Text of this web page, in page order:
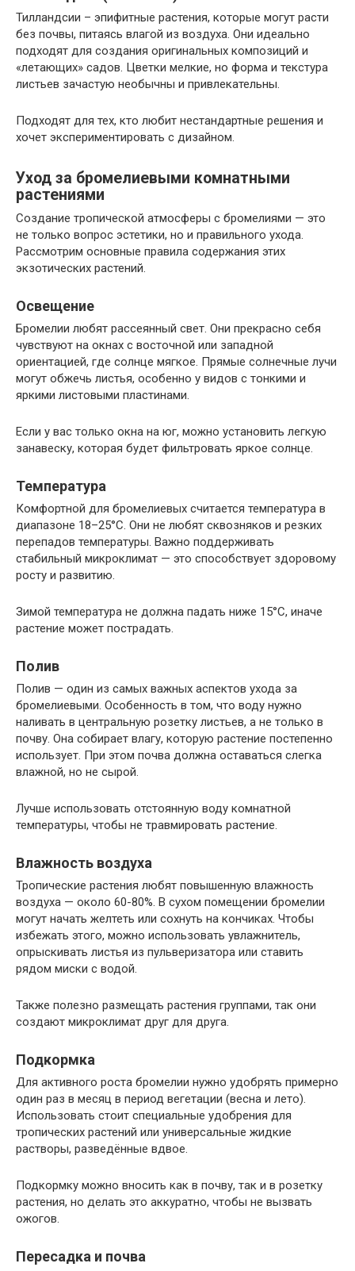
Тилландсии – эпифитные растения, которые могут расти
без почвы, питаясь влагой из воздуха. Они идеально
подходят для создания оригинальных композиций и
«летающих» садов. Цветки мелкие, но форма и текстура
листьев зачастую необычны и привлекательны.
Подходят для тех, кто любит нестандартные решения и
хочет экспериментировать с дизайном.
Уход за бромелиевыми комнатными
растениями
Создание тропической атмосферы с бромелиями — это
не только вопрос эстетики, но и правильного ухода.
Рассмотрим основные правила содержания этих
экзотических растений.
Освещение
Бромелии любят рассеянный свет. Они прекрасно себя
чувствуют на окнах с восточной или западной
ориентацией, где солнце мягкое. Прямые солнечные лучи
могут обжечь листья, особенно у видов с тонкими и
яркими листовыми пластинами.
Если у вас только окна на юг, можно установить легкую
занавеску, которая будет фильтровать яркое солнце.
Температура
Комфортной для бромелиевых считается температура в
диапазоне 18–25°C. Они не любят сквозняков и резких
перепадов температуры. Важно поддерживать
стабильный микроклимат — это способствует здоровому
росту и развитию.
Зимой температура не должна падать ниже 15°C, иначе
растение может пострадать.
Полив
Полив — один из самых важных аспектов ухода за
бромелиевыми. Особенность в том, что воду нужно
наливать в центральную розетку листьев, а не только в
почву. Она собирает влагу, которую растение постепенно
использует. При этом почва должна оставаться слегка
влажной, но не сырой.
Лучше использовать отстоянную воду комнатной
температуры, чтобы не травмировать растение.
Влажность воздуха
Тропические растения любят повышенную влажность
воздуха — около 60-80%. В сухом помещении бромелии
могут начать желтеть или сохнуть на кончиках. Чтобы
избежать этого, можно использовать увлажнитель,
опрыскивать листья из пульверизатора или ставить
рядом миски с водой.
Также полезно размещать растения группами, так они
создают микроклимат друг для друга.
Подкормка
Для активного роста бромелии нужно удобрять примерно
один раз в месяц в период вегетации (весна и лето).
Использовать стоит специальные удобрения для
тропических растений или универсальные жидкие
растворы, разведённые вдвое.
Подкормку можно вносить как в почву, так и в розетку
растения, но делать это аккуратно, чтобы не вызвать
ожогов.
Пересадка и почва